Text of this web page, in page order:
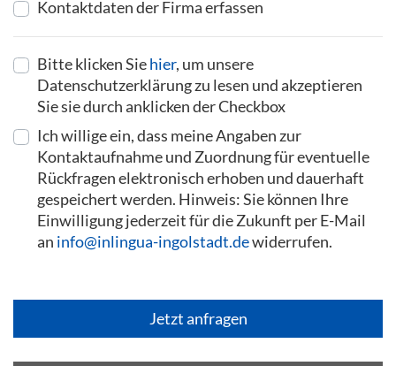
Kontaktdaten der Firma erfassen
Bitte klicken Siehier, um unsere
Datenschutzerklärung zu lesen und akzeptieren
Sie sie durch anklicken der Checkbox
Ich willige ein, dass meine Angaben zur
Kontaktaufnahme und Zuordnung für eventuelle
Rückfragen elektronisch erhoben und dauerhaft
gespeichert werden. Hinweis: Sie können Ihre
Einwilligung jederzeit für die Zukunft per E-Mail
an info@inlingua-ingolstadt.dewiderrufen.